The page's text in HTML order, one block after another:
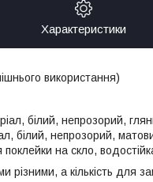
Характеристики
використання)
білий, непрозорий,
білий, непрозорий,
на скло,
а кількість для